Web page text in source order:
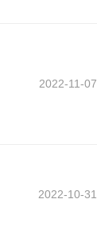
2022-11-07
2022-10-31